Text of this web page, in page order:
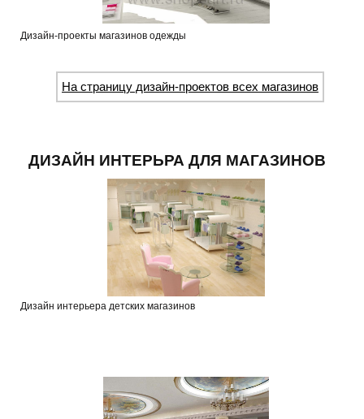
Дизайн-проекты магазинов одежды
На страницу дизайн-проектов всех магазинов
ДИЗАЙН ИНТЕРЬРА ДЛЯ МАГАЗИНОВ
Дизайн интерьера детских магазинов